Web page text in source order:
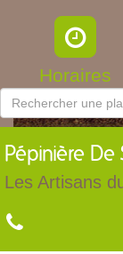
Horaires
Pépinière De
Les Artisans